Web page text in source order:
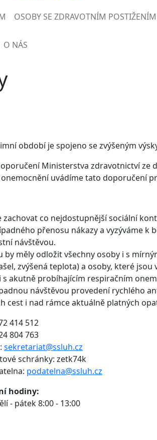
OSOBY SE ZDRAVOTNÍM POSTIŽENÍM
O NÁS
období je spojeno se zvýšeným
Ministerstva zdravotnictví ze
uvádíme tato doporučení
zachovat co nejdostupnější sociální
přenosu nákazy a vyzýváme k
návštěvou.
by měly odložit všechny osoby i s
zvýšená teplota) a osoby, které
s akutně probíhajícím respiračním
návštěvou provedení rychlého
cest i nad rámce aktuálně platných
414 512
804 763
sekretariat@ssluh.cz
schránky: zetk74k
podatelna@ssluh.cz
hodiny:
- pátek 8:00 - 13:00